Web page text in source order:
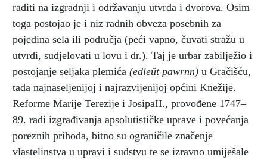
raditi na izgradnji i održavanju utvrda i dvorova. Osim
toga postojao je i niz radnih obveza posebnih za
pojedina sela ili područja (peći vapno, čuvati stražu u
utvrdi, sudjelovati u lovu i dr.). Taj je urbar zabilježio i
postojanje seljaka plemića (edleüt pawrnn) u Gračišću,
tada najnaseljenijoj i najrazvijenijoj općini Knežije.
Reforme Marije Terezije i JosipaII., provođene 1747–
89. radi izgrađivanja apsolutističke uprave i povećanja
poreznih prihoda, bitno su ograničile značenje
vlastelinstva u upravi i sudstvu te se izravno umiješale